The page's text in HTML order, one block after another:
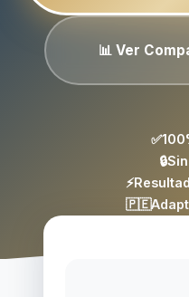
📊 Ver
✅
🔒
⚡
🇵🇪